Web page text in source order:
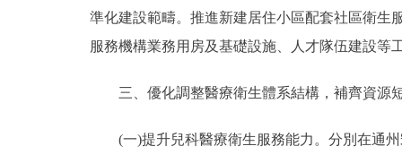
準化建設範疇。推進新建居住小區配套社區衛生
服務機構業務用房及基礎設施、人才隊伍建設等
三、優化調整醫療衛生體系結構，補齊資源
(一)提升兒科醫療衛生服務能力。分別在通州